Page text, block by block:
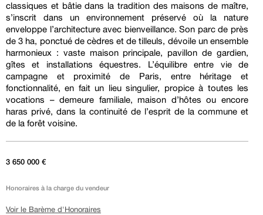
classiques et bâtie dans la tradition des maisons de maître,
s’inscrit dans un environnement préservé où la nature
enveloppe l’architecture avec bienveillance. Son parc de près
de 3 ha, ponctué de cèdres et de tilleuls, dévoile un ensemble
harmonieux : vaste maison principale, pavillon de gardien,
gîtes et installations équestres. L’équilibre entre vie de
campagne et proximité de Paris, entre héritage et
fonctionnalité, en fait un lieu singulier, propice à toutes les
vocations – demeure familiale, maison d’hôtes ou encore
haras privé, dans la continuité de l’esprit de la commune et
de la forêt voisine.
3 650 000 €
Honoraires à la charge du vendeur
Voir le Barème d'Honoraires